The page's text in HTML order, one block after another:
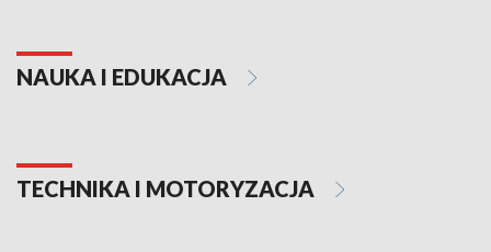
NAUKA I EDUKACJA
TECHNIKA I MOTORYZACJA